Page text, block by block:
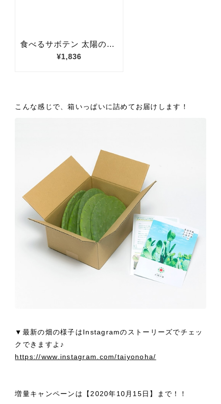
こんな感じで、箱いっぱいに詰めてお届けします！
▼最新の畑の様子はInstagramのストーリーズでチェッ
クできますよ♪
https://www.instagram.com/taiyonoha/
増量キャンペーンは【2020年10月15日】まで！！